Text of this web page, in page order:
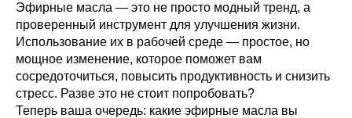
Эфирные масла — это не просто модный тренд, а
проверенный инструмент для улучшения жизни.
Использование их в рабочей среде — простое, но
мощное изменение, которое поможет вам
сосредоточиться, повысить продуктивность и снизить
стресс. Разве это не стоит попробовать?
Теперь ваша очередь: какие эфирные масла вы